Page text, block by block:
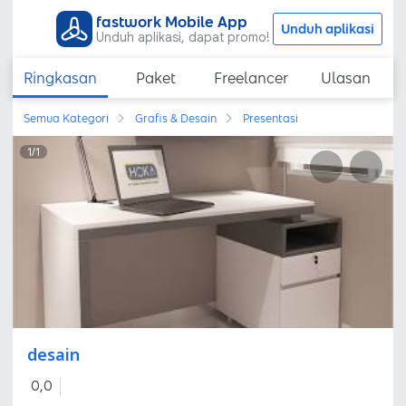
fastwork Mobile App
Unduh aplikasi, dapat promo! Unduh aplikasi
Ringkasan Paket Freelancer Ulasan
Semua Kategori Grafis & Desain Presentasi
1/1
desain
0,0